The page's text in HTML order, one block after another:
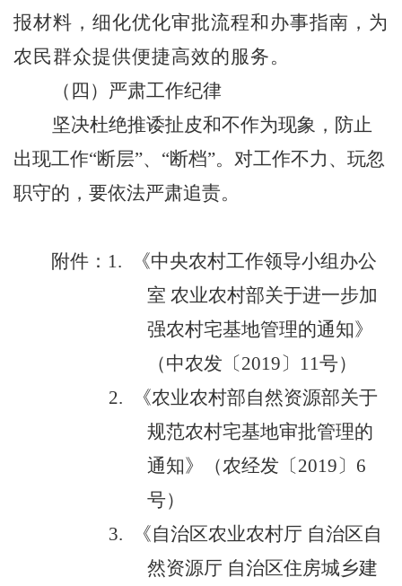
报材料，细化优化审批流程和办事指南，为
农民群众提供便捷高效的服务。
（四）严肃工作纪律
坚决杜绝推诿扯皮和不作为现象，防止
出现工作“断层”、 “断档”。对工作不力、玩忽
职守的，要依法严肃追责。
附件： 1.
《中央农村工作领导小组办公
室 农业农村部关于进一步加
强农村宅基地管理的通知》
（中农发〔2019〕 11号）
2.
《农业农村部自然资源部关于
规范农村宅基地审批管理的
通知》（农经发〔2019〕 6
号）
3.
《自治区农业农村厅 自治区自
然资源厅 自治区住房城乡建